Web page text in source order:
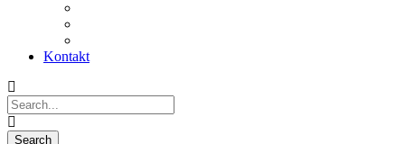
Kontakt